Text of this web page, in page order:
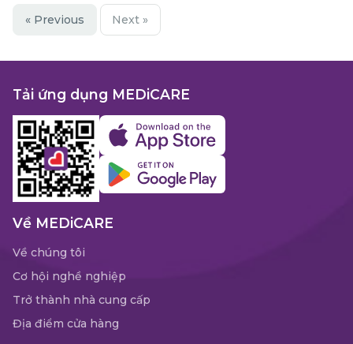
« Previous Next »
Tải ứng dụng MEDiCARE
Về MEDiCARE
Về chúng tôi
Cơ hội nghề nghiệp
Trở thành nhà cung cấp
Địa điểm cửa hàng